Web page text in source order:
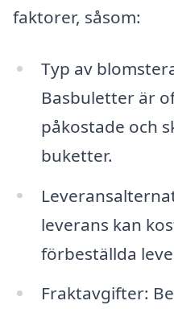
faktorer, såsom:
Typ av
Basbuletter är
påkostade och
buketter.
leverans kan
förbeställda
Fraktavgifter: